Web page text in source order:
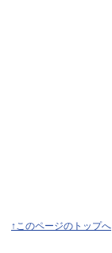
↑このページのトップへ